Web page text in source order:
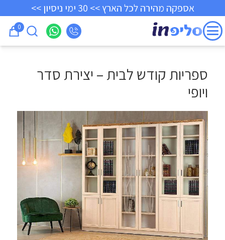
אספקה מהירה לכל הארץ >> 30 ימי ניסיון >>
0
ספריות קודש לבית – יצירת סדר
ויופי